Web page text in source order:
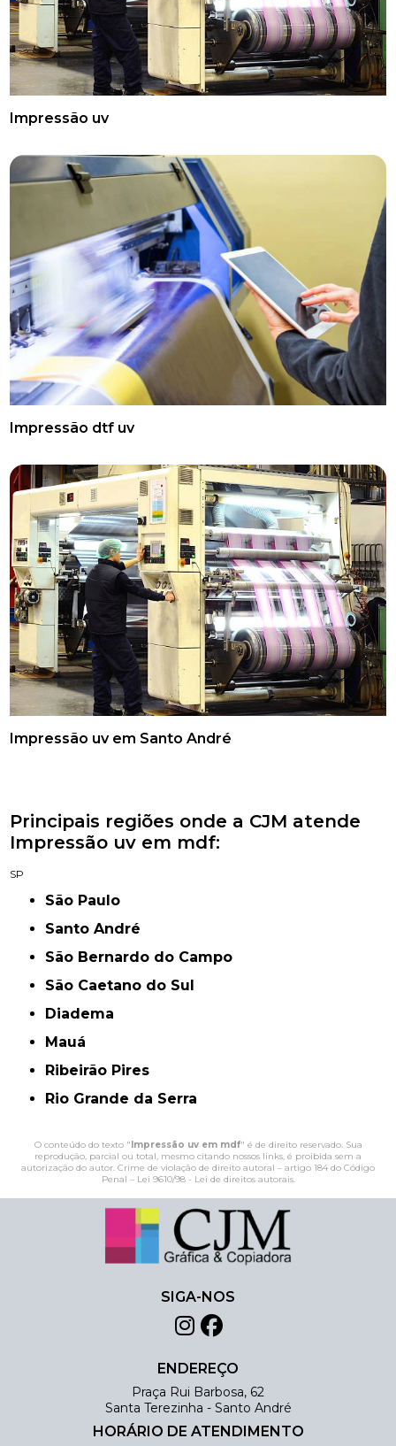
Impressão uv
Impressão dtf uv
Impressão uv em Santo André
Principais regiões onde a CJM atende
Impressão uv em mdf:
SP
São Paulo
Santo André
São Bernardo do Campo
São Caetano do Sul
Diadema
Mauá
Ribeirão Pires
Rio Grande da Serra
O conteúdo do texto "Impressão uv em mdf" é de direito reservado. Sua
reprodução, parcial ou total, mesmo citando nossos links, é proibida sem a
autorização do autor. Crime de violação de direito autoral – artigo 184 do Código
Penal – Lei 9610/98 - Lei de direitos autorais.
SIGA-NOS
ENDEREÇO
Praça Rui Barbosa, 62
Santa Terezinha - Santo André
HORÁRIO DE ATENDIMENTO